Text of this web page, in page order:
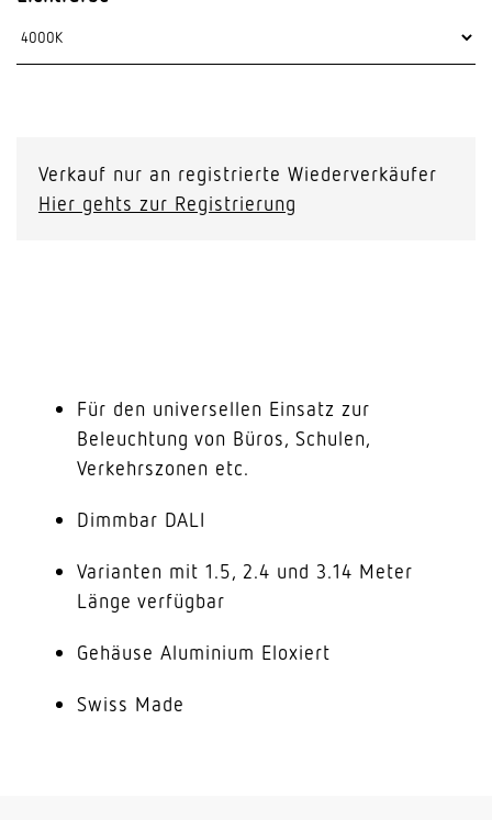
Verkauf nur an registrierte Wiederverkäufer
Hier gehts zur Registrierung
Für den universellen Einsatz zur
Beleuchtung von Büros, Schulen,
Verkehrszonen etc.
Dimmbar DALI
Varianten mit 1.5, 2.4 und 3.14 Meter
Länge verfügbar
Gehäuse Aluminium Eloxiert
Swiss Made